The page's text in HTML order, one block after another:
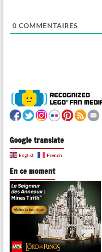
0 COMMENTAIRES
Google translate
English French
En ce moment